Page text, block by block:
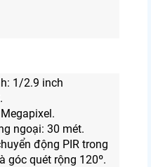
1/2.9 inch
ngoại: 30 mét.
động PIR trong
góc quét rộng 120º.